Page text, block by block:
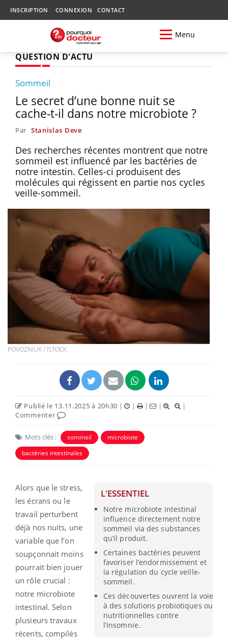
INSCRIPTION CONNEXION CONTACT
Menu
QUESTION D'ACTU
Sommeil
Le secret d’une bonne nuit se
cache-t-il dans notre microbiote ?
Par Stanislas Deve
Des recherches récentes montrent que notre
sommeil est influencé par les bactéries de
notre intestin. Celles-ci produisent des
molécules qui régissent en partie nos cycles
veille-sommeil.
POVOZNIUK / ISTOCK
Publié le 13.11.2025 à 20h30 | | | |
|
Commenter
Mots clés : sommeil
microbiote
bactéries intestinales
L'ESSENTIEL
Notre microbiote intestinal
influence directement notre
sommeil via des substances
qu’il produit.
Certaines bactéries peuvent
favoriser l’endormissement et
la régulation du cycle veille-
sommeil.
Ces découvertes ouvrent la voie
à des solutions probiotiques ou
nutritionnelles contre
l’insomnie.
Alors que le stress,
les écrans ou le
travail perturbent
déjà nos nuits, une
variable que l’on
soupçonnait moins
pourrait bien jouer
un rôle crucial :
notre microbiote
intestinal. Selon
plusieurs travaux
récents, compilés